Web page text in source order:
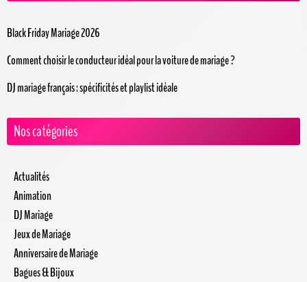
Black Friday Mariage 2026
Comment choisir le conducteur idéal pour la voiture de mariage ?
DJ mariage français : spécificités et playlist idéale
Nos catégories
Actualités
Animation
DJ Mariage
Jeux de Mariage
Anniversaire de Mariage
Bagues & Bijoux